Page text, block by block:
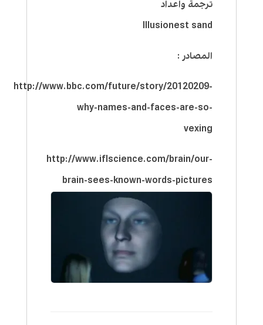
ترجمة واعداد
Illusionest sand
المصادر :
http://www.bbc.com/future/story/20120209-
why-names-and-faces-are-so-
vexing
http://www.iflscience.com/brain/our-
brain-sees-known-words-pictures